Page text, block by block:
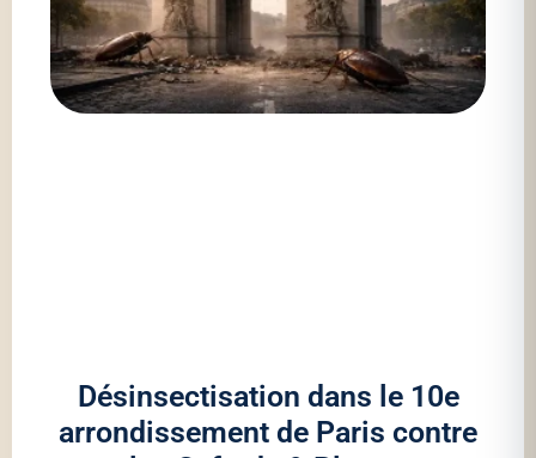
Désinsectisation dans le 10e
arrondissement de Paris contre